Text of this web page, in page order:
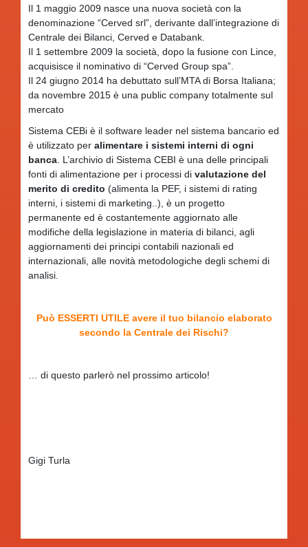
Il 1 maggio 2009 nasce una nuova società con la
denominazione “Cerved srl”, derivante dall’integrazione di
Centrale dei Bilanci, Cerved e Databank.
Il 1 settembre 2009 la società, dopo la fusione con Lince,
acquisisce il nominativo di “Cerved Group spa”.
Il 24 giugno 2014 ha debuttato sull’MTA di Borsa Italiana;
da novembre 2015 è una public company totalmente sul
mercato
Sistema CEBi è il software leader nel sistema bancario ed
è utilizzato per alimentare i sistemi interni di ogni
banca . L’archivio di Sistema CEBI è una delle principali
fonti di alimentazione per i processi di valutazione del
merito di credito (alimenta la PEF, i sistemi di rating
interni, i sistemi di marketing..), è un progetto
permanente ed è costantemente aggiornato alle
modifiche della legislazione in materia di bilanci, agli
aggiornamenti dei principi contabili nazionali ed
internazionali, alle novità metodologiche degli schemi di
analisi.
Può ESSERTI UTILE avere il tuo bilancio elaborato
secondo la Centrale dei Rischi?
… di questo parlerò nel prossimo articolo!
Gigi Turla